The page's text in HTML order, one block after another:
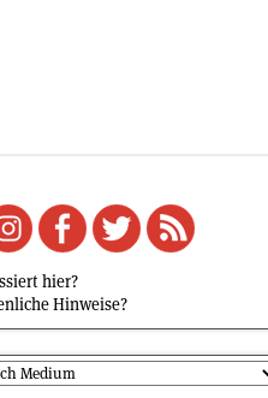
hier?
Hinweise?